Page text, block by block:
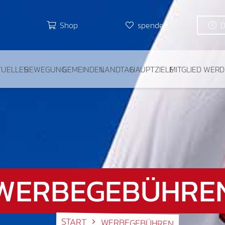
Shop spenden
BEWEGUNGGEMEINDENLANDTAGHAUPTZIELEMITGLIED
START